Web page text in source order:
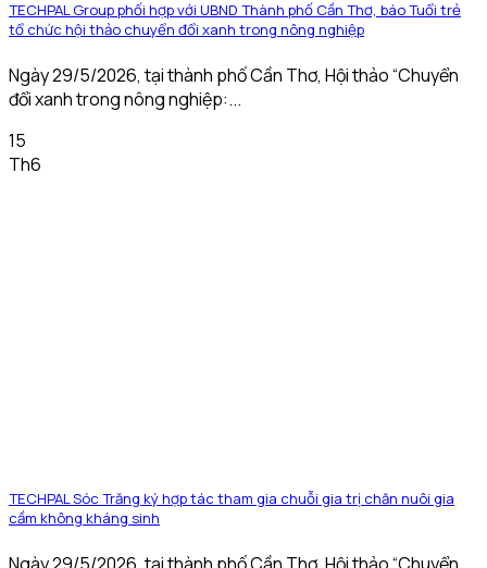
TECHPAL Group phối hợp với UBND Thành phố Cần Thơ, báo Tuổi trẻ
tổ chức hội thảo chuyển đổi xanh trong nông nghiệp
Ngày 29/5/2026, tại thành phố Cần Thơ, Hội thảo “Chuyển
đổi xanh trong nông nghiệp:...
15
Th6
TECHPAL Sóc Trăng ký hợp tác tham gia chuỗi gia trị chăn nuôi gia
cầm không kháng sinh